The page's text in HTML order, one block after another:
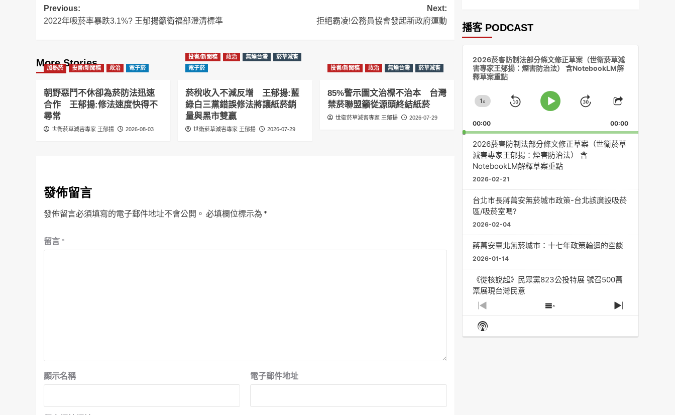
Post
navigation
Previous:
2022年吸菸率暴跌3.1%? 王郁揚籲衛福部澄清標準
Next:
拒絕霸凌!公務員協會發起新政府運動
More Stories
加熱菸 投書/新聞稿 政治 電子菸
朝野惡鬥不休卻為菸防法迅速
合作 王郁揚:修法速度快得不
尋常
世衛菸草減害專家 王郁揚 2026-08-03
投書/新聞稿 政治 無煙台灣
菸草減害
電子菸
菸稅收入不減反增 王郁揚:藍
綠白三黨錯誤修法將讓紙菸銷
量與黑市雙贏
世衛菸草減害專家 王郁揚 2026-07-29
投書/新聞稿 政治 無煙台灣 菸草減害
85%警示圖文治標不治本 台灣
禁菸聯盟籲從源頭終結紙菸
世衛菸草減害專家 王郁揚 2026-07-29
發佈留言
發佈留言必須填寫的電子郵件地址不會公開。 必填欄位標示為 *
留言 *
顯示名稱 電子郵件地址
播客 PODCAST
2026菸害防制法部分條文修正草案（世衛菸草減
害專家王郁揚：煙害防治法） 含NotebookLM解
釋草案重點
Change
Rate
1x
Skip Play
Jump
Forward
Share
Episode
00:00 00:00
2026菸害防制法部分條文修正草案（世衛菸草
減害專家王郁揚：煙害防治法） 含
NotebookLM解釋草案重點
2026-02-21
台北市長蔣萬安無菸城市政策-台北該廣設吸菸
區/吸菸室嗎?
2026-02-04
蔣萬安臺北無菸城市：十七年政策輪迴的空談
2026-01-14
《從核說起》民眾黨823公投特展 號召500萬
票展現台灣民意
2025-08-11
大罷免凸 <726,823反罷免主題曲> #大展鴻圖
2025-07-05
Previous
Episode
Show
Episodes
Next
Episode
Show
Podcast